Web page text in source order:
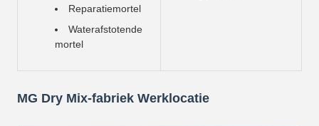
Reparatiemortel
Waterafstotende
mortel
MG Dry Mix-fabriek Werklocatie